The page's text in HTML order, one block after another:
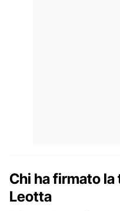
Chi ha firmato
Leotta